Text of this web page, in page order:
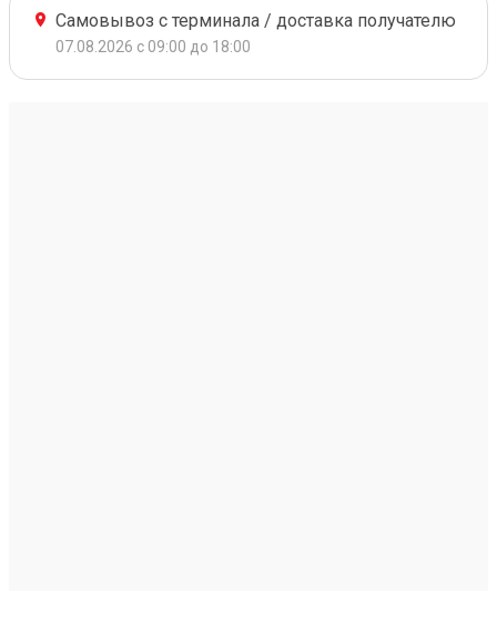
Самовывоз с терминала / доставка получателю
07.08.2026 с 09:00 до 18:00